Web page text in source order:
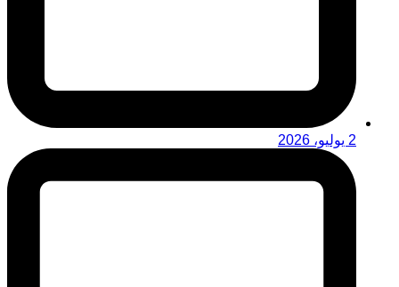
2 يوليو، 2026